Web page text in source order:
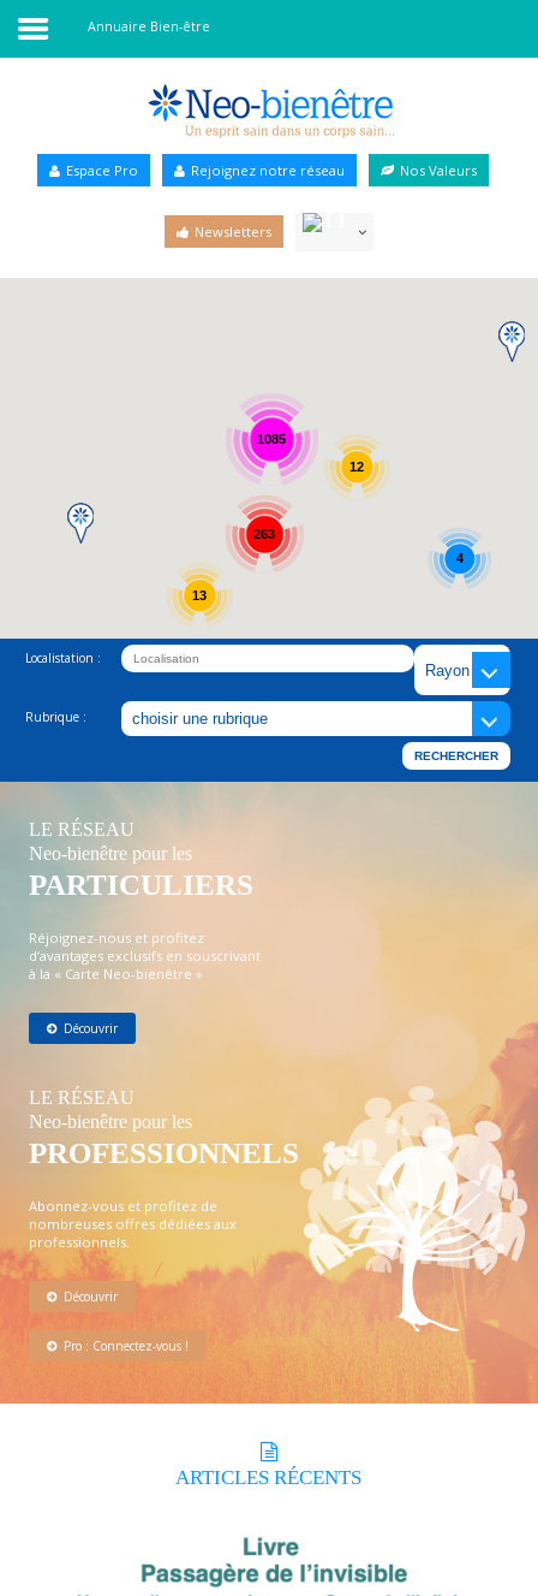
Annuaire Bien-être
Annuaire Bien-être
Espace Pro Rejoignez notre réseau Nos Valeurs
Newsletters
1085
13
263
4
12
Localistation :
Rubrique :
LE RÉSEAU
Neo-bienêtre pour les
PARTICULIERS
Réjoignez-nous et profitez
d’avantages exclusifs en souscrivant
à la « Carte Neo-bienêtre »
Découvrir
LE RÉSEAU
Neo-bienêtre pour les
PROFESSIONNELS
Abonnez-vous et profitez de
nombreuses offres dédiées aux
professionnels.
Découvrir
Pro : Connectez-vous !
ARTICLES RÉCENTS